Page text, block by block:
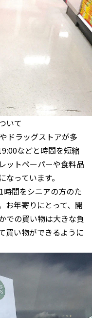
いて
ドラッグストアが多
などと時間を短縮
ットペーパーや食料品
っています。
間をシニアの方のた
お年寄りにとって、開
での買い物は大きな負
買い物ができるように